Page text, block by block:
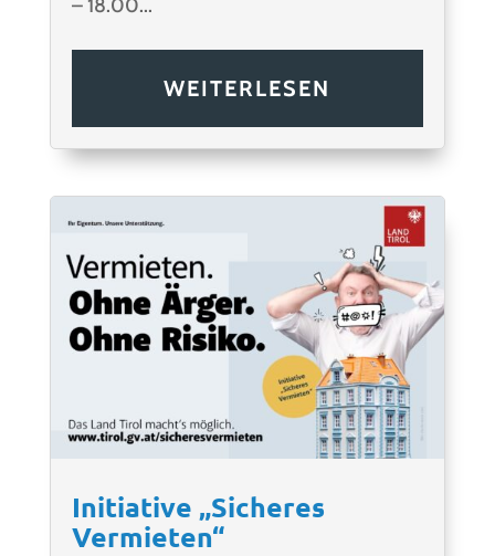
– 18.00...
WEITERLESEN
Initiative „Sicheres
Vermieten“